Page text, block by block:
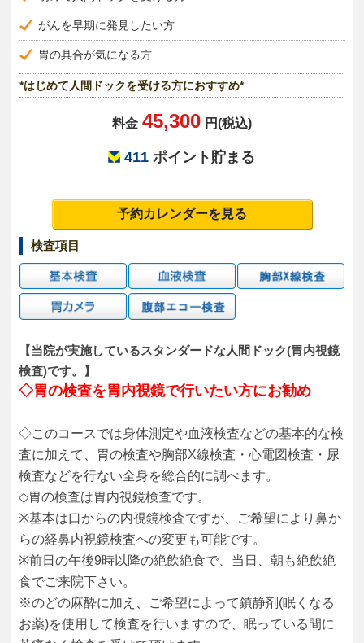
がんを早期に発見したい方
胃の具合が気になる方
*はじめて人間ドックを受ける方におすすめ*
料金 45,300 円(税込)
411ポイント貯まる
予約カレンダーを見る
検査項目
【当院が実施しているスタンダードな人間ドック(胃内視鏡
検査)です。】
◇胃の検査を胃内視鏡で行いたい方にお勧め
◇このコースでは身体測定や血液検査などの基本的な検
査に加えて、胃の検査や胸部X線検査・心電図検査・尿
検査などを行ない全身を総合的に調べます。
◇胃の検査は胃内視鏡検査です。
※基本は口からの内視鏡検査ですが、ご希望により鼻か
らの経鼻内視鏡検査への変更も可能です。
※前日の午後9時以降の絶飲絶食で、当日、朝も絶飲絶
食でご来院下さい。
※のどの麻酔に加え、ご希望によって鎮静剤(眠くなる
お薬)を使用して検査を行いますので、眠っている間に